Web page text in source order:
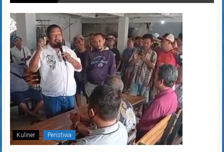
Kuliner Peristiwa